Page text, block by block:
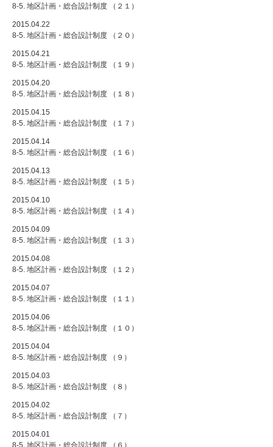
8-5. 地区計画・総合設計制度 （２１）
2015.04.22
8-5. 地区計画・総合設計制度 （２０）
2015.04.21
8-5. 地区計画・総合設計制度 （１９）
2015.04.20
8-5. 地区計画・総合設計制度 （１８）
2015.04.15
8-5. 地区計画・総合設計制度 （１７）
2015.04.14
8-5. 地区計画・総合設計制度 （１６）
2015.04.13
8-5. 地区計画・総合設計制度 （１５）
2015.04.10
8-5. 地区計画・総合設計制度 （１４）
2015.04.09
8-5. 地区計画・総合設計制度 （１３）
2015.04.08
8-5. 地区計画・総合設計制度 （１２）
2015.04.07
8-5. 地区計画・総合設計制度 （１１）
2015.04.06
8-5. 地区計画・総合設計制度 （１０）
2015.04.04
8-5. 地区計画・総合設計制度 （９）
2015.04.03
8-5. 地区計画・総合設計制度 （８）
2015.04.02
8-5. 地区計画・総合設計制度 （７）
2015.04.01
8-5. 地区計画・総合設計制度 （６）